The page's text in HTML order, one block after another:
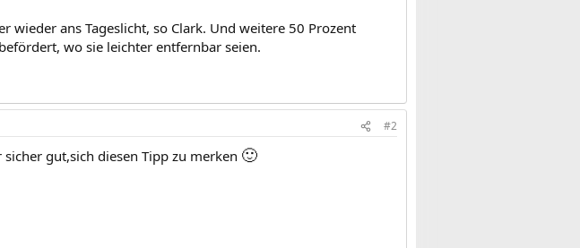
wieder ans Tageslicht, so Clark. Und weitere 50 Prozent
wo sie leichter entfernbar seien.
#2
gut,sich diesen Tipp zu merken 🙂